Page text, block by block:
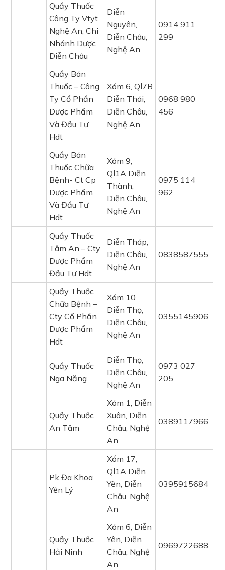
Quầy Thuốc
Công Ty Vtyt
Nghệ An, Chi
Nhánh Dược
Diễn Châu
Diễn
Nguyên,
Diễn Châu,
Nghệ An
0914 911
299
Quầy Bán
Thuốc – Công
Ty Cổ Phần
Dược Phẩm
Và Đầu Tư
Hdt
Xóm 6, Ql7B
Diễn Thái,
Diễn Châu,
Nghệ An
0968 980
456
Quầy Bán
Thuốc Chữa
Bệnh- Ct Cp
Dược Phẩm
Và Đầu Tư
Hdt
Xóm 9,
Ql1A Diễn
Thành,
Diễn Châu,
Nghệ An
0975 114
962
Quầy Thuốc
Tâm An – Cty
Dược Phẩm
Đầu Tư Hdt
Diễn Tháp,
Diễn Châu,
Nghệ An
0838587555
Quầy Thuốc
Chữa Bệnh –
Cty Cổ Phần
Dược Phẩm
Hdt
Xóm 10
Diễn Thọ,
Diễn Châu,
Nghệ An
0355145906
Quầy Thuốc
Nga Năng
Diễn Thọ,
Diễn Châu,
Nghệ An
0973 027
205
Quầy Thuốc
An Tâm
Xóm 1, Diễn
Xuân, Diễn
Châu, Nghệ
An
0389117966
Pk Đa Khoa
Yên Lý
Xóm 17,
Ql1A Diễn
Yên, Diễn
Châu, Nghệ
An
0395915684
Quầy Thuốc
Hải Ninh
Xóm 6, Diễn
Yên, Diễn
Châu, Nghệ
An
0969722688